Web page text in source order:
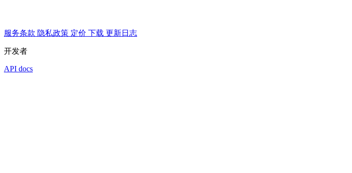
服务条款 隐私政策 定价 下载 更新日志
开发者
API docs